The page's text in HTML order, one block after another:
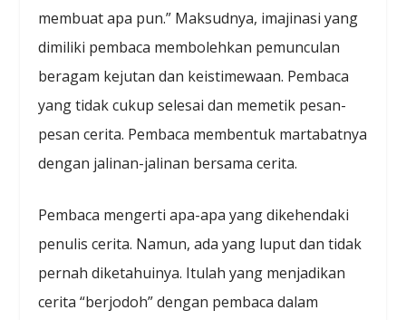
membuat apa pun.” Maksudnya, imajinasi yang
dimiliki pembaca membolehkan pemunculan
beragam kejutan dan keistimewaan. Pembaca
yang tidak cukup selesai dan memetik pesan-
pesan cerita. Pembaca membentuk martabatnya
dengan jalinan-jalinan bersama cerita.
Pembaca mengerti apa-apa yang dikehendaki
penulis cerita. Namun, ada yang luput dan tidak
pernah diketahuinya. Itulah yang menjadikan
cerita “berjodoh” dengan pembaca dalam